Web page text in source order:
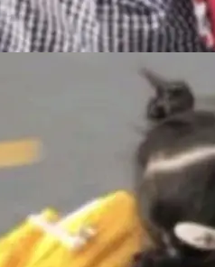
将 HUAWEI M
6.1.0.135S
径：设置 > 搜
。 这个名字，
）。 对于
名字并不陌
骅离世十周
大版本的名
中国传媒大学
从事视频、音
掉 1215
部报告显示，AI
融时报》报道
者信息与商品
据处理任
单，实际支出
外的是，该项目
耗持续运行长
才察觉异常。这
的采访里
AI 竞赛，而
计在今年底或
的水平。 Dela
协作。中国的
态里加速迭代，
的扩展系
很多软件工程师
的程序？答案几
写的程序写程